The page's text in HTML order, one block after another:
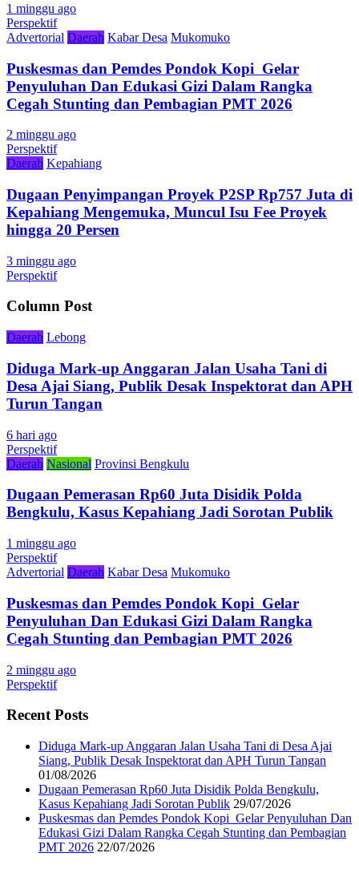
1 minggu ago
Perspektif
Advertorial Daerah Kabar Desa Mukomuko
Puskesmas dan Pemdes Pondok Kopi Gelar
Penyuluhan Dan Edukasi Gizi Dalam Rangka
Cegah Stunting dan Pembagian PMT 2026
2 minggu ago
Perspektif
Daerah Kepahiang
Dugaan Penyimpangan Proyek P2SP Rp757 Juta di
Kepahiang Mengemuka, Muncul Isu Fee Proyek
hingga 20 Persen
3 minggu ago
Perspektif
Column Post
Daerah Lebong
Diduga Mark-up Anggaran Jalan Usaha Tani di
Desa Ajai Siang, Publik Desak Inspektorat dan APH
Turun Tangan
6 hari ago
Perspektif
Daerah Nasional Provinsi Bengkulu
Dugaan Pemerasan Rp60 Juta Disidik Polda
Bengkulu, Kasus Kepahiang Jadi Sorotan Publik
1 minggu ago
Perspektif
Advertorial Daerah Kabar Desa Mukomuko
Puskesmas dan Pemdes Pondok Kopi Gelar
Penyuluhan Dan Edukasi Gizi Dalam Rangka
Cegah Stunting dan Pembagian PMT 2026
2 minggu ago
Perspektif
Recent Posts
Diduga Mark-up Anggaran Jalan Usaha Tani di Desa Ajai
Siang, Publik Desak Inspektorat dan APH Turun Tangan
01/08/2026
Dugaan Pemerasan Rp60 Juta Disidik Polda Bengkulu,
Kasus Kepahiang Jadi Sorotan Publik 29/07/2026
Puskesmas dan Pemdes Pondok Kopi Gelar Penyuluhan Dan
Edukasi Gizi Dalam Rangka Cegah Stunting dan Pembagian
PMT 2026 22/07/2026